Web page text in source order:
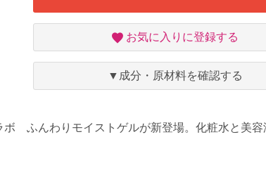
お
入
り
お気に入りに登録する
▼成分・原材料を確認する
ふんわりモイストゲルが新登場。化粧水と美